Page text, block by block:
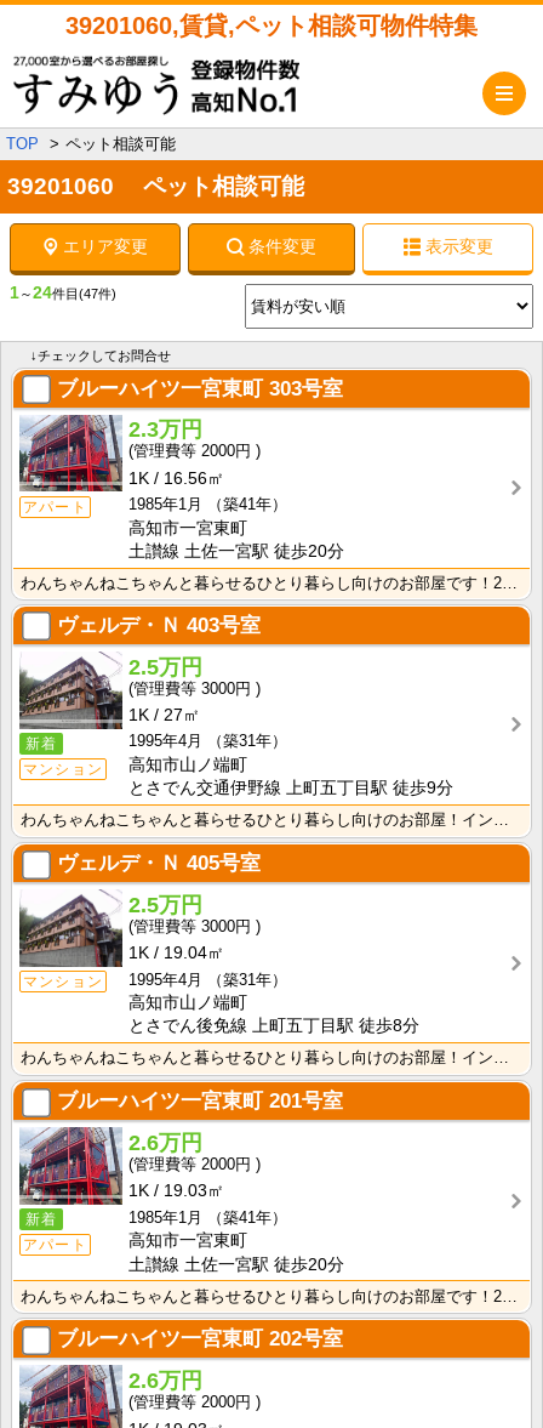
39201060,賃貸,ペット相談可物件特集
TOP ペット相談可能
39201060 ペット相談可能
エリア変更 条件変更 表示変更
1～24件目 (47件)
↓チェックしてお問合せ
ブルーハイツ一宮東町303号室
アパート
2.3万円
2000円
1K
16.56㎡
1985年1月
（築41年）
高知市一宮東町
土讃線 土佐一宮駅 徒歩20分
わんちゃんねこちゃんと暮らせるひとり暮らし向けのお部屋です！2026年6月下旬、ネット無料（Wi-F･･･
ヴェルデ・Ｎ 403号室
新着
マンション
2.5万円
3000円
1K
27㎡
1995年4月
（築31年）
高知市山ノ端町
とさでん交通伊野線 上町五丁目駅 徒歩9分
わんちゃんねこちゃんと暮らせるひとり暮らし向けのお部屋！インターネット月額接続使用無料なので、月々の･･･
ヴェルデ・Ｎ 405号室
マンション
2.5万円
3000円
1K
19.04㎡
1995年4月
（築31年）
高知市山ノ端町
とさでん後免線 上町五丁目駅 徒歩8分
わんちゃんねこちゃんと暮らせるひとり暮らし向けのお部屋！インターネット月額接続使用無料なので、月々の･･･
ブルーハイツ一宮東町 201号室
新着
アパート
2.6万円
2000円
1K
19.03㎡
1985年1月
（築41年）
高知市一宮東町
土讃線 土佐一宮駅 徒歩20分
ブルーハイツ一宮東町 202号室
2.6万円
2000円